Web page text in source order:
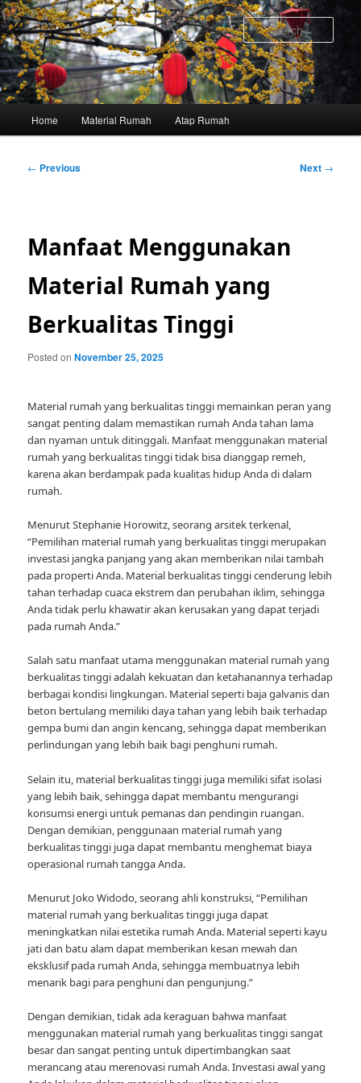
Skip
to
primary
content
Home Material Rumah Atap Rumah
Post
← Previous Next →
Manfaat Menggunakan
Material Rumah yang
Berkualitas Tinggi
Posted onNovember 25, 2025
Material rumah yang berkualitas tinggi memainkan peran yang
sangat penting dalam memastikan rumah Anda tahan lama
dan nyaman untuk ditinggali. Manfaat menggunakan material
rumah yang berkualitas tinggi tidak bisa dianggap remeh,
karena akan berdampak pada kualitas hidup Anda di dalam
rumah.
Menurut Stephanie Horowitz, seorang arsitek terkenal,
“Pemilihan material rumah yang berkualitas tinggi merupakan
investasi jangka panjang yang akan memberikan nilai tambah
pada properti Anda. Material berkualitas tinggi cenderung lebih
tahan terhadap cuaca ekstrem dan perubahan iklim, sehingga
Anda tidak perlu khawatir akan kerusakan yang dapat terjadi
pada rumah Anda.”
Salah satu manfaat utama menggunakan material rumah yang
berkualitas tinggi adalah kekuatan dan ketahanannya terhadap
berbagai kondisi lingkungan. Material seperti baja galvanis dan
beton bertulang memiliki daya tahan yang lebih baik terhadap
gempa bumi dan angin kencang, sehingga dapat memberikan
perlindungan yang lebih baik bagi penghuni rumah.
Selain itu, material berkualitas tinggi juga memiliki sifat isolasi
yang lebih baik, sehingga dapat membantu mengurangi
konsumsi energi untuk pemanas dan pendingin ruangan.
Dengan demikian, penggunaan material rumah yang
berkualitas tinggi juga dapat membantu menghemat biaya
operasional rumah tangga Anda.
Menurut Joko Widodo, seorang ahli konstruksi, “Pemilihan
material rumah yang berkualitas tinggi juga dapat
meningkatkan nilai estetika rumah Anda. Material seperti kayu
jati dan batu alam dapat memberikan kesan mewah dan
eksklusif pada rumah Anda, sehingga membuatnya lebih
menarik bagi para penghuni dan pengunjung.”
Dengan demikian, tidak ada keraguan bahwa manfaat
menggunakan material rumah yang berkualitas tinggi sangat
besar dan sangat penting untuk dipertimbangkan saat
merancang atau merenovasi rumah Anda. Investasi awal yang